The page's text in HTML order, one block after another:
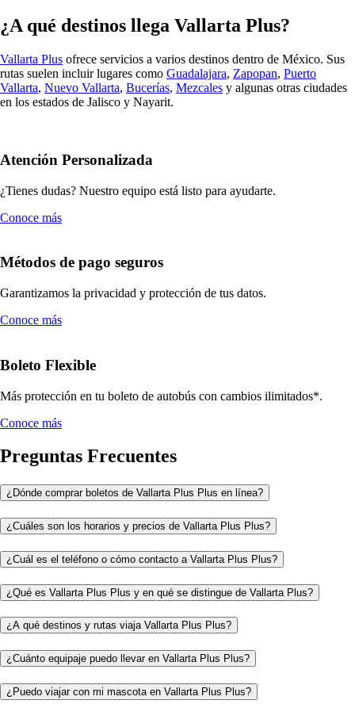
¿A qué destinos llega Vallarta Plus?
Vallarta Plus ofrece servicios a varios destinos dentro de México. Sus
rutas suelen incluir lugares como Guadalajara, Zapopan, Puerto
Vallarta, Nuevo Vallarta, Bucerías, Mezcales y algunas otras ciudades
en los estados de Jalisco y Nayarit.
Atención Personalizada
¿Tienes dudas? Nuestro equipo está listo para ayudarte.
Conoce más
Métodos de pago seguros
Garantizamos la privacidad y protección de tus datos.
Conoce más
Boleto Flexible
Más protección en tu boleto de autobús con cambios ilimitados*.
Conoce más
Preguntas Frecuentes
¿Dónde comprar boletos de Vallarta Plus Plus en línea?
¿Cuáles son los horarios y precios de Vallarta Plus Plus?
¿Cuál es el teléfono o cómo contacto a Vallarta Plus Plus?
¿Qué es Vallarta Plus Plus y en qué se distingue de Vallarta Plus?
¿A qué destinos y rutas viaja Vallarta Plus Plus?
¿Cuánto equipaje puedo llevar en Vallarta Plus Plus?
¿Puedo viajar con mi mascota en Vallarta Plus Plus?